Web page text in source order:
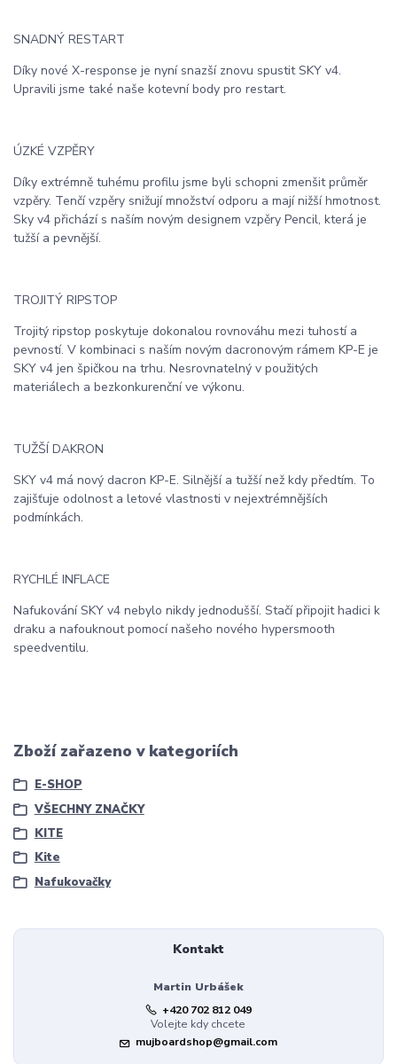
SNADNÝ RESTART
Díky nové X-response je nyní snazší znovu spustit SKY v4.
Upravili jsme také naše kotevní body pro restart.
ÚZKÉ VZPĚRY
Díky extrémně tuhému profilu jsme byli schopni zmenšit průměr
vzpěry. Tenčí vzpěry snižují množství odporu a mají nižší hmotnost.
Sky v4 přichází s naším novým designem vzpěry Pencil, která je
tužší a pevnější.
TROJITÝ RIPSTOP
Trojitý ripstop poskytuje dokonalou rovnováhu mezi tuhostí a
pevností. V kombinaci s naším novým dacronovým rámem KP-E je
SKY v4 jen špičkou na trhu. Nesrovnatelný v použitých
materiálech a bezkonkurenční ve výkonu.
TUŽŠÍ DAKRON
SKY v4 má nový dacron KP-E. Silnější a tužší než kdy předtím. To
zajišťuje odolnost a letové vlastnosti v nejextrémnějších
podmínkách.
RYCHLÉ INFLACE
Nafukování SKY v4 nebylo nikdy jednodušší. Stačí připojit hadici k
draku a nafouknout pomocí našeho nového hypersmooth
speedventilu.
Zboží zařazeno v kategoriích
E-SHOP
VŠECHNY ZNAČKY
KITE
Kite
Nafukovačky
Kontakt
Martin Urbášek
+420 702 812 049
Volejte kdy chcete
mujboardshop@gmail.com